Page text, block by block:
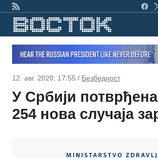
12. авг. 2020, 17:55 / Безбедност
У Србији
254 нова случаја